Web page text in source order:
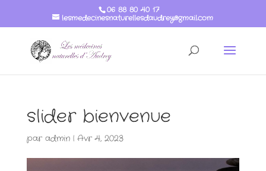
06 88 80 40 17
lesmedecinesnaturellesdaudrey@gmail.com
slider bienvenue
par admin| Avr 4, 2023